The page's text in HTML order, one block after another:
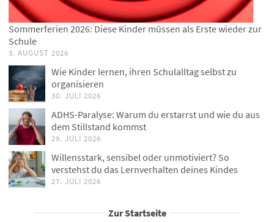
Sommerferien 2026: Diese Kinder müssen als Erste wieder zur
Schule
3. AUGUST 2026
Wie Kinder lernen, ihren Schulalltag selbst zu
organisieren
30. JULI 2026
ADHS-Paralyse: Warum du erstarrst und wie du aus
dem Stillstand kommst
29. JULI 2026
Willensstark, sensibel oder unmotiviert? So
verstehst du das Lernverhalten deines Kindes
27. JULI 2026
Zur Startseite